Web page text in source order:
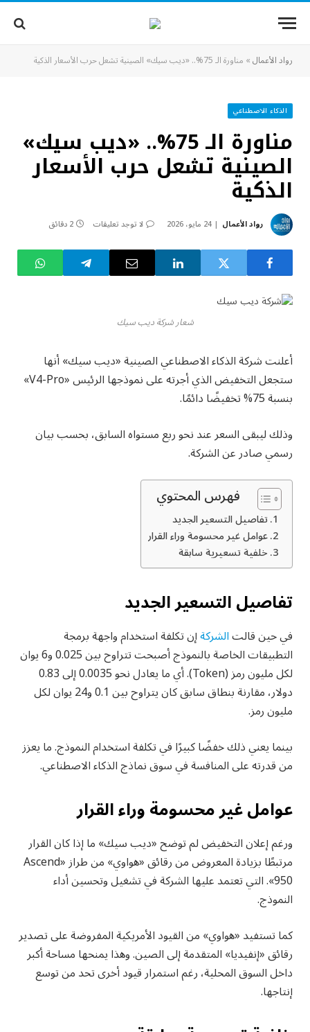
رواد الأعمال» مناورة الـ 75%.. «ديب سيك» الصينية تشعل حرب الأسعار الذكية
الذكاء الاصطناعي
مناورة الـ 75%.. «ديب سيك»
الصينية تشعل حرب الأسعار
الذكية
رواد الأعمال 24 مايو، 2026 لا توجد تعليقات 2 دقائق
شعار شركة ديب سيك
أعلنت شركة الذكاء الاصطناعي الصينية «ديب سيك» أنها
ستجعل التخفيض الذي أجرته على نموذجها الرئيس «V4-Pro»
بنسبة 75% تخفيضًا دائمًا.
وذلك ليبقى السعر عند نحو ربع مستواه السابق، بحسب بيان
رسمي صادر عن الشركة.
فهرس المحتوي
تفاصيل التسعير الجديد
عوامل غير محسومة وراء القرار
خلفية تسعيرية سابقة
تفاصيل التسعير الجديد
في حين قالتالشركةإن تكلفة استخدام واجهة برمجة
التطبيقات الخاصة بالنموذج أصبحت تتراوح بين 0.025 و6 يوان
لكل مليون رمز (Token). أي ما يعادل نحو 0.0035 إلى 0.83
دولار، مقارنة بنطاق سابق كان يتراوح بين 0.1 و24 يوان لكل
مليون رمز.
بينما يعني ذلك خفضًا كبيرًا في تكلفة استخدام النموذج. ما يعزز
من قدرته على المنافسة في سوق نماذج الذكاء الاصطناعي.
عوامل غير محسومة وراء القرار
ورغم إعلان التخفيض لم توضح «ديب سيك» ما إذا كان القرار
مرتبطًا بزيادة المعروض من رقائق «هواوي» من طراز «Ascend
950». التي تعتمد عليها الشركة في تشغيل وتحسين أداء
النموذج.
كما تستفيد «هواوي» من القيود الأمريكية المفروضة على تصدير
رقائق «إنفيديا» المتقدمة إلى الصين. وهذا يمنحها مساحة أكبر
داخل السوق المحلية، رغم استمرار قيود أخرى تحد من توسع
إنتاجها.